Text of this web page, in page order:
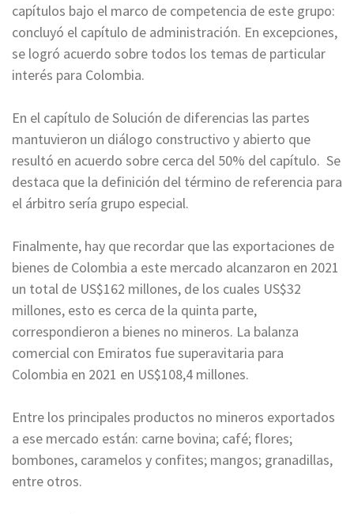
capítulos bajo el marco de competencia de este grupo:
concluyó el capítulo de administración. En excepciones,
se logró acuerdo sobre todos los temas de particular
interés para Colombia.
En el capítulo de Solución de diferencias las partes
mantuvieron un diálogo constructivo y abierto que
resultó en acuerdo sobre cerca del 50% del capítulo. Se
destaca que la definición del término de referencia para
el árbitro sería grupo especial.
Finalmente, hay que recordar que las exportaciones de
bienes de Colombia a este mercado alcanzaron en 2021
un total de US$162 millones, de los cuales US$32
millones, esto es cerca de la quinta parte,
correspondieron a bienes no mineros. La balanza
comercial con Emiratos fue superavitaria para
Colombia en 2021 en US$108,4 millones.
Entre los principales productos no mineros exportados
a ese mercado están: carne bovina; café; flores;
bombones, caramelos y confites; mangos; granadillas,
entre otros.